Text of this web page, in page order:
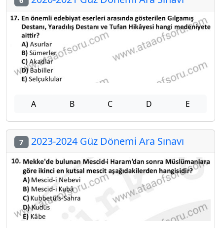
A B C D E
7 2023-2024 Güz Dönemi Ara Sınavı